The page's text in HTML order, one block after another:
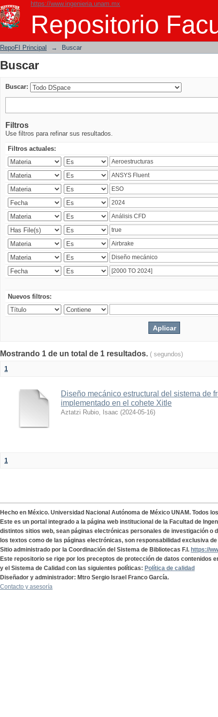
https://www.ingenieria.unam.mx
Repositorio
Buscar
RepoFI Principal → Buscar
Buscar
Buscar:
Filtros
Use filtros para refinar sus resultados.
Filtros actuales:
Nuevos filtros:
Mostrando 1 de un total de 1 resultados. ( segundos)
1
Diseño mecánico estructural del sistema de
implementado en el cohete Xitle
Aztatzi Rubio, Isaac (2024-05-16)
1
Hecho en México. Universidad Nacional Autónoma de México UNAM. Todos
Este es un portal integrado a la página web institucional de la Facultad de
distintos sitios web, sean páginas electrónicas personales de investigación o
los textos como de las páginas electrónicas, son responsabilidad exclusiva
Sitio administrado por la Coordinación del Sistema de Bibliotecas F.I. https://
Este repositorio se rige por los preceptos de protección de datos contenidos
y el Sistema de Calidad con las siguientes políticas: Política de calidad
Diseñador y administrador: Mtro Sergio Israel Franco García.
Contacto y asesoría